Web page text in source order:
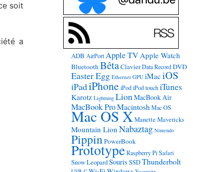
soit
a
ADB AirPort Apple TVApple Watch
BluetoothBêtaClavier Data Record DVD
Easter Egg Ethernet GPU iMaciOS
iPadiPhone iPod iPod touch iTunes
Karotz Lightning LionMacBook Air
MacBook ProMacintosh Mac OS
Mac OS X Manette Mavericks
Mountain Lion Nabaztag Nintendo
PippinPowerBook
Prototype Raspberry Pi Safari
Snow LeopardSouris SSDThunderbolt